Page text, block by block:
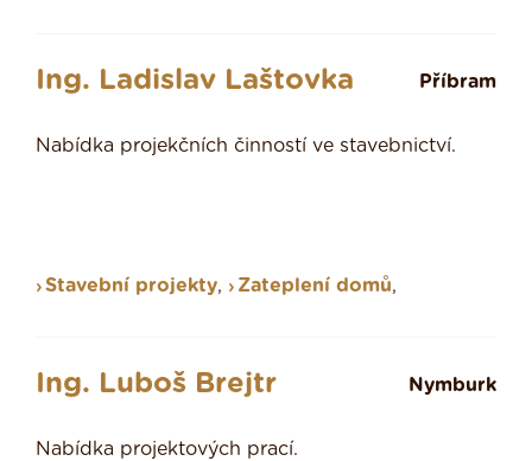
Ing. Ladislav Laštovka Příbram
Nabídka projekčních činností ve stavebnictví.
Stavební projekty, Zateplení domů,
Ing. Luboš Brejtr Nymburk
Nabídka projektových prací.